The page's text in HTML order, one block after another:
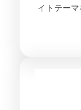
イトテー